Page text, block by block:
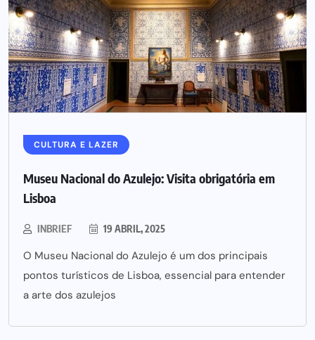
CULTURA E LAZER
Museu Nacional do Azulejo: Visita obrigatória em
Lisboa
INBRIEF 19 ABRIL, 2025
O Museu Nacional do Azulejo é um dos principais
pontos turísticos de Lisboa, essencial para entender
a arte dos azulejos